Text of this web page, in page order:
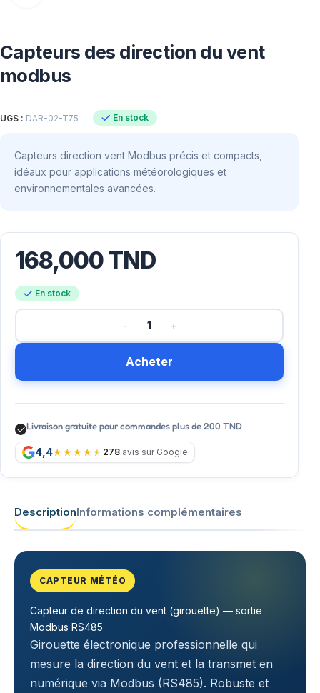
Capteurs des direction du vent
modbus
UGS : DAR-02-T75 En stock
Capteurs direction vent Modbus précis et compacts,
idéaux pour applications météorologiques et
environnementales avancées.
168,000TND
En stock
Acheter
Livraison gratuite pour commandes plus de 200 TND
4,4 278 avis sur Google
DescriptionInformations complémentaires
CAPTEUR MÉTÉO
Capteur de direction du vent (girouette) — sortie
Modbus RS485
Girouette électronique professionnelle qui
mesure la direction du vent et la transmet en
numérique via Modbus (RS485). Robuste et